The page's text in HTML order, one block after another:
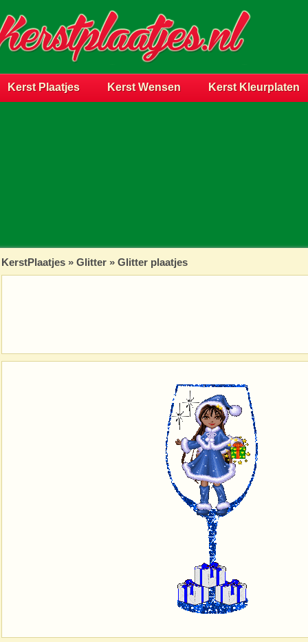
Kerst Plaatjes Kerst Wensen Kerst Kleurplaten
KerstPlaatjes » Glitter » Glitter plaatjes